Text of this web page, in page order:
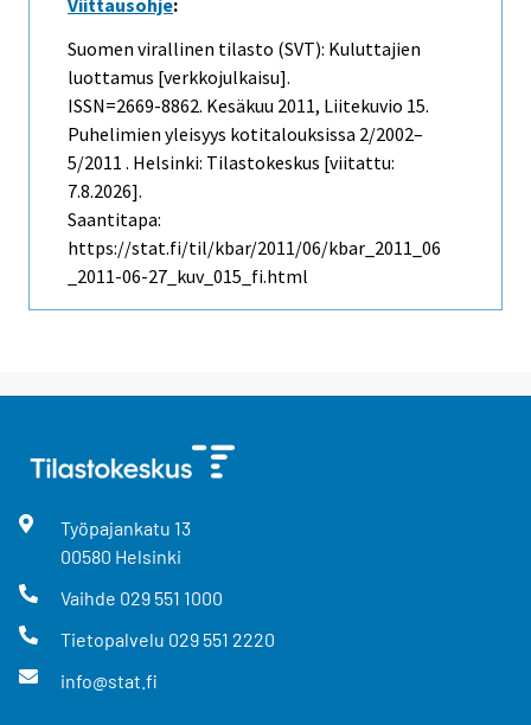
Suomen virallinen tilasto (SVT): Kuluttajien
luottamus [verkkojulkaisu].
ISSN=2669-8862. Kesäkuu 2011, Liitekuvio 15.
Puhelimien yleisyys kotitalouksissa 2/2002–
5/2011 . Helsinki: Tilastokeskus [viitattu:
7.8.2026].
Saantitapa:
https://stat.fi/til/kbar/2011/06/kbar_2011_06
_2011-06-27_kuv_015_fi.html
Työpajankatu 13
00580 Helsinki
Vaihde 029 551 1000
Tietopalvelu 029 551 2220
info@stat.fi